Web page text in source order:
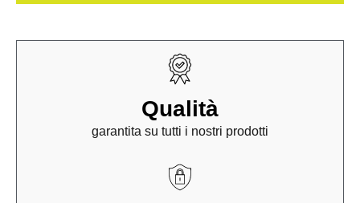
Qualità
garantita su tutti i nostri prodotti